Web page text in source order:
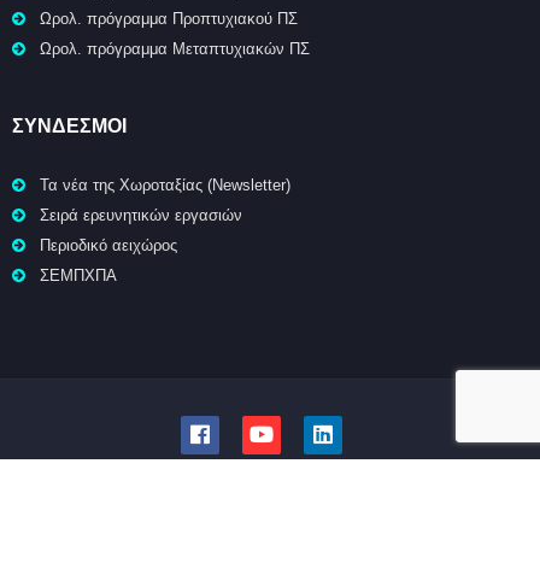
Ωρολ. πρόγραμμα Προπτυχιακού ΠΣ
Ωρολ. πρόγραμμα Μεταπτυχιακών ΠΣ
ΣΥΝΔΕΣΜΟΙ
Τα νέα της Χωροταξίας (Newsletter)
Σειρά ερευνητικών εργασιών
Περιοδικό αειχώρος
ΣΕΜΠΧΠΑ